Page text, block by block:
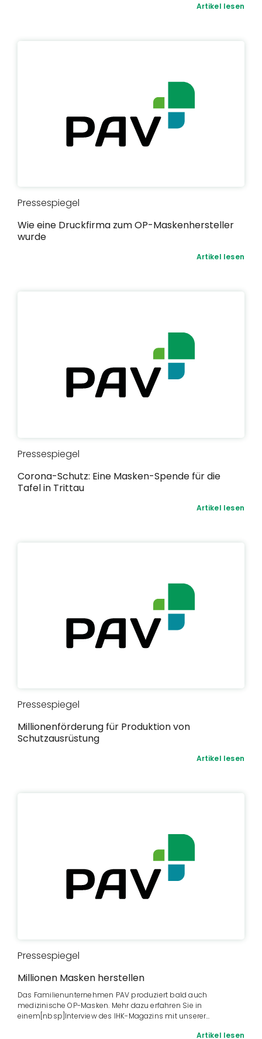
Artikel lesen
Pressespiegel
Wie eine Druckfirma zum OP-Maskenhersteller
wurde
Artikel lesen
Pressespiegel
Corona-Schutz: Eine Masken-Spende für die
Tafel in Trittau
Artikel lesen
Pressespiegel
Millionenförderung für Produktion von
Schutzausrüstung
Artikel lesen
Pressespiegel
Millionen Masken herstellen
Das Familienunternehmen PAV produziert bald auch
medizinische OP-Masken. Mehr dazu erfahren Sie in
einem[nbsp]Interview des IHK-Magazins mit unserer…
Artikel lesen